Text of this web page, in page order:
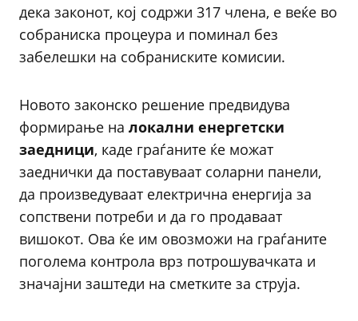
дека законот, кој содржи 317 члена, е веќе во
собраниска процеура и поминал без
забелешки на собраниските комисии.
Новото законско решение предвидува
формирање на локални енергетски
заедници, каде граѓаните ќе можат
заеднички да поставуваат соларни панели,
да произведуваат електрична енергија за
сопствени потреби и да го продаваат
вишокот. Ова ќе им овозможи на граѓаните
поголема контрола врз потрошувачката и
значајни заштеди на сметките за струја.